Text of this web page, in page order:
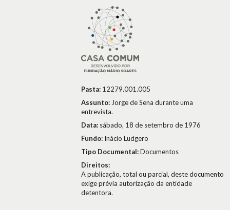
Pasta: 12279.001.005
Assunto: Jorge de Sena durante uma
entrevista.
Data: sábado, 18 de setembro de 1976
Fundo: Inácio Ludgero
Tipo Documental:Documentos
Direitos:
A publicação, total ou parcial, deste documento
exige prévia autorização da entidade
detentora.